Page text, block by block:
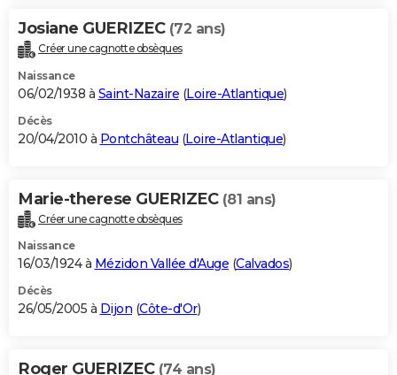
Josiane GUERIZEC (72 ans)
Créer une cagnotte obsèques
Naissance
06/02/1938 à Saint-Nazaire (Loire-Atlantique)
Décès
20/04/2010 à Pontchâteau (Loire-Atlantique)
Marie-therese GUERIZEC (81 ans)
Créer une cagnotte obsèques
Naissance
16/03/1924 à Mézidon Vallée d'Auge (Calvados)
Décès
26/05/2005 à Dijon (Côte-d'Or)
Roger GUERIZEC (74 ans)